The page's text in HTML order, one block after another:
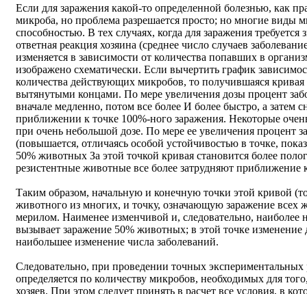
Если для заражения какой-то определенной болезнью, как
микроба, но проблема разрешается просто; но многие виды
способностью. В тех случаях, когда для заражения требуется
ответная реакция хозяина (среднее число случаев
изменяется в зависимости от количества попавших в
изображено схематически. Если вычертить график
количества действующих микробов, то получившаяся
вытянутыми концами. По мере увеличения дозы процент
вначале медленно, потом все более И более быстро, а затем
приближении к точке 100%-ного заражения. Некоторые
при очень небольшой дозе. По мере ее увеличения процент
(повышается, отличаясь особой устойчивостью в точке,
50% животных За этой точкой кривая становится более
резистентные животные все более затрудняют
Таким образом, начальную и конечную точки этой кривой
животного из многих, и точку, означающую заражение всех
мерилом. Наименее изменчивой и, следовательно, наиболее
вызывает заражение 50% животных; в этой точке
наибольшее изменение числа заболеваний.
Следовательно, при проведении точных экспериментальных
определяется по количеству микробов, необходимых для
хозяев. При этом следует принять в расчет все условия, в